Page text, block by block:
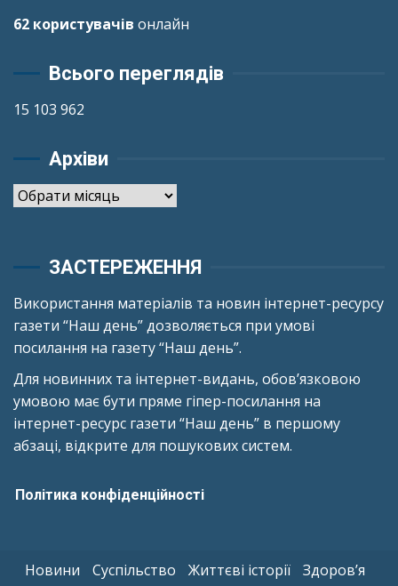
62 користувачів онлайн
Всього переглядів
15 103 962
Архіви
Архіви
ЗАСТЕРЕЖЕННЯ
Використання матеріалів та новин інтернет-ресурсу
газети “Наш день” дозволяється при умові
посилання на газету “Наш день”.
Для новинних та інтернет-видань, обов’язковою
умовою має бути пряме гіпер-посилання на
інтернет-ресурс газети “Наш день” в першому
абзаці, відкрите для пошукових систем.
Політика конфіденційності
Новини Суспільство Життєві історії
Здоров’я